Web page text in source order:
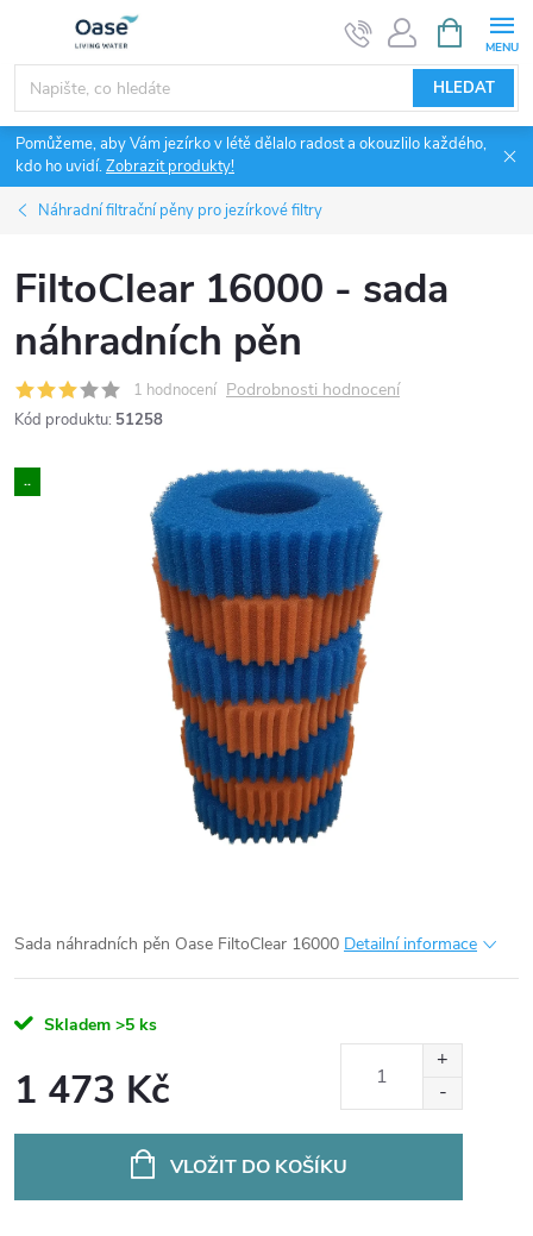
obsah
HLEDAT
NÁKUPNÍ
KOŠÍK
Pomůžeme, aby Vám jezírko v létě dělalo radost a okouzlilo každého,
kdo ho uvidí.Zobrazit produkty!
Náhradní filtrační pěny pro jezírkové filtry
FiltoClear 16000 - sada
náhradních pěn
1 hodnocení Podrobnosti hodnocení
Kód produktu: 51258
..
Sada náhradních pěn Oase FiltoClear 16000 Detailní informace
Skladem >5 ks
1 473 Kč
VLOŽIT DO KOŠÍKU